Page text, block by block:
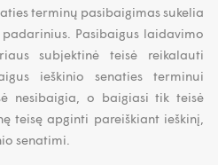
terminų pasibaigimas sukelia
Pasibaigus laidavimo
subjektinė teisė reikalauti
ieškinio senaties terminui
nesibaigia, o baigiasi tik teisė
teisę apginti pareiškiant ieškinį,
senatimi.